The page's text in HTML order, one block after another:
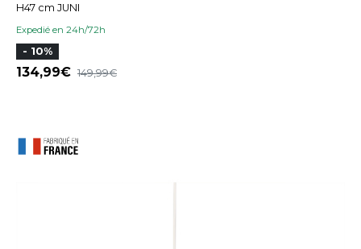
H47 cm JUNI
Expedié en 24h/72h
- 10%
134,99 149,99